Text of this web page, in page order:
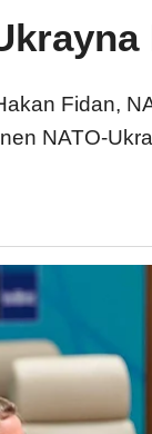
Fidan,
NATO-